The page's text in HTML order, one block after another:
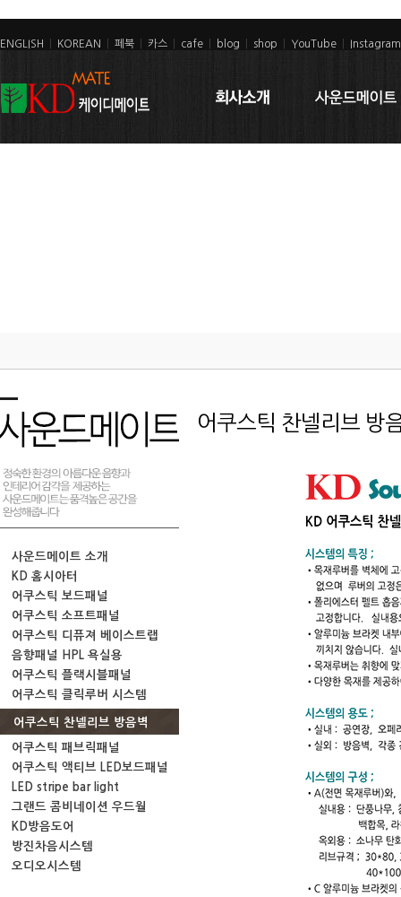
ENGLISH KOREAN 페북 카스 cafe blog shop YouTube Instagram
사운드메이트 소개
KD 홈시아터
어쿠스틱 보드패널
어쿠스틱 소프트패널
어쿠스틱 디퓨져 베이스트랩
음향패널 HPL 욕실용
어쿠스틱 플랙시블패널
어쿠스틱 클릭루버 시스템
어쿠스틱 찬넬리브 방음벽
어쿠스틱 패브릭패널
어쿠스틱 액티브 LED보드패널
LED stripe bar light
그랜드 콤비네이션 우드월
KD방음도어
방진차음시스템
오디오시스템
어쿠스틱 찬넬리브 방